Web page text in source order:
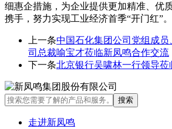
细惠企措施，为企业提供更加精准、优
携手，努力实现工业经济首季“开门红”。
上一条中国石化集团公司党组成
司总裁喻宝才莅临新凤鸣合作交流
下一条北京银行吴啸林一行领导莅
走进新凤鸣